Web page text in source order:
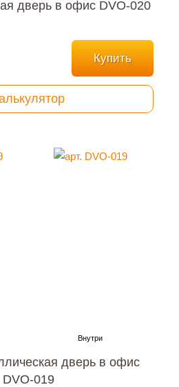
дверь в офис DVO-020
Купить
дверь в офис
DVO-019